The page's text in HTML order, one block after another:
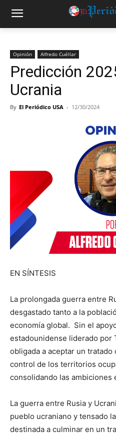
Opinión Alfredo Cuéllar
Predicción
Ucrania
By El Periódico USA - 12/30/2024
EN SÍNTESIS
La prolongada guerra entre
desgastado tanto a la
economía global. Sin el
estadounidense liderado por
obligada a aceptar un tratado
control de los territorios
consolidando las ambiciones
La guerra entre Rusia y
pueblo ucraniano y tensado
destinada a culminar en un